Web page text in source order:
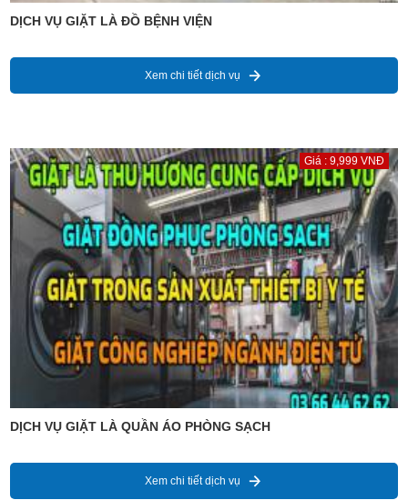
DỊCH VỤ GIẶT LÀ ĐỒ BỆNH VIỆN
Xem chi tiết dịch vụ
Giá : 9,999 VNĐ
DỊCH VỤ GIẶT LÀ QUẦN ÁO PHÒNG SẠCH
Xem chi tiết dịch vụ